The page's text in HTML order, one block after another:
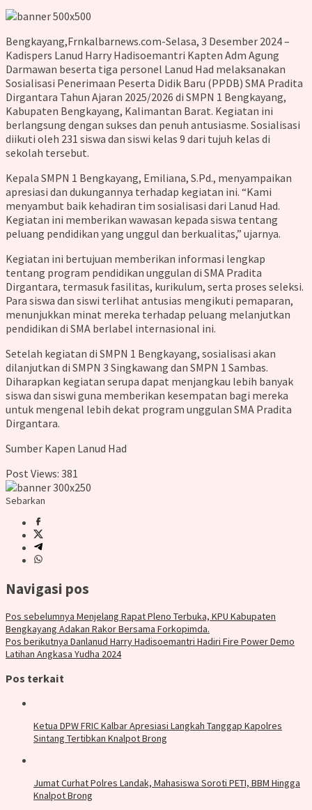
Bengkayang,Frnkalbarnews.com-Selasa, 3 Desember 2024 –
Kadispers Lanud Harry Hadisoemantri Kapten Adm Agung
Darmawan beserta tiga personel Lanud Had melaksanakan
Sosialisasi Penerimaan Peserta Didik Baru (PPDB) SMA Pradita
Dirgantara Tahun Ajaran 2025/2026 di SMPN 1 Bengkayang,
Kabupaten Bengkayang, Kalimantan Barat. Kegiatan ini
berlangsung dengan sukses dan penuh antusiasme. Sosialisasi
diikuti oleh 231 siswa dan siswi kelas 9 dari tujuh kelas di
sekolah tersebut.
Kepala SMPN 1 Bengkayang, Emiliana, S.Pd., menyampaikan
apresiasi dan dukungannya terhadap kegiatan ini. “Kami
menyambut baik kehadiran tim sosialisasi dari Lanud Had.
Kegiatan ini memberikan wawasan kepada siswa tentang
peluang pendidikan yang unggul dan berkualitas,” ujarnya.
Kegiatan ini bertujuan memberikan informasi lengkap
tentang program pendidikan unggulan di SMA Pradita
Dirgantara, termasuk fasilitas, kurikulum, serta proses seleksi.
Para siswa dan siswi terlihat antusias mengikuti pemaparan,
menunjukkan minat mereka terhadap peluang melanjutkan
pendidikan di SMA berlabel internasional ini.
Setelah kegiatan di SMPN 1 Bengkayang, sosialisasi akan
dilanjutkan di SMPN 3 Singkawang dan SMPN 1 Sambas.
Diharapkan kegiatan serupa dapat menjangkau lebih banyak
siswa dan siswi guna memberikan kesempatan bagi mereka
untuk mengenal lebih dekat program unggulan SMA Pradita
Dirgantara.
Sumber Kapen Lanud Had
Post Views: 381
Sebarkan
Navigasi pos
Pos sebelumnya Menjelang Rapat Pleno Terbuka, KPU Kabupaten
Bengkayang Adakan Rakor Bersama Forkopimda.
Pos berikutnya Danlanud Harry Hadisoemantri Hadiri Fire Power Demo
Latihan Angkasa Yudha 2024
Pos terkait
Ketua DPW FRIC Kalbar Apresiasi Langkah Tanggap Kapolres
Sintang Tertibkan Knalpot Brong
Jumat Curhat Polres Landak, Mahasiswa Soroti PETI, BBM Hingga
Knalpot Brong